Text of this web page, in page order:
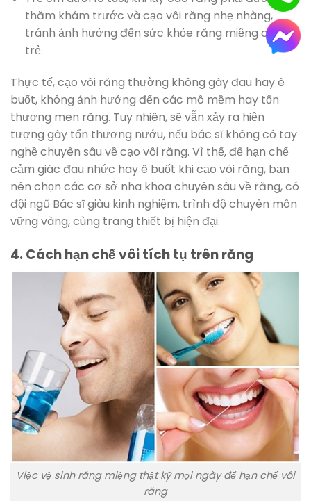
thăm khám trước và cạo vôi răng nhẹ nhàng,
tránh ảnh hưởng đến sức khỏe răng miệng của
trẻ.
Thực tế, cạo vôi răng thường không gây đau hay ê
buốt, không ảnh hưởng đến các mô mềm hay tổn
thương men răng. Tuy nhiên, sẽ vẫn xảy ra hiện
tượng gây tổn thương nướu, nếu bác sĩ không có tay
nghề chuyên sâu về cạo vôi răng. Vì thế, để hạn chế
cảm giác đau nhức hay ê buốt khi cạo vôi răng, bạn
nên chọn các cơ sở nha khoa chuyên sâu về răng, có
đội ngũ Bác sĩ giàu kinh nghiệm, trình độ chuyên môn
vững vàng, cùng trang thiết bị hiện đại.
4. Cách hạn chế vôi tích tụ trên răng
Việc vệ sinh răng miệng thật kỹ mọi ngày để hạn chế vôi
răng